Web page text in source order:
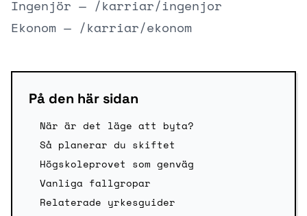
Ingenjör — /karriar/ingenjor
Ekonom — /karriar/ekonom
På den här sidan
När är det läge att byta?
Så planerar du skiftet
Högskoleprovet som genväg
Vanliga fallgropar
Relaterade yrkesguider